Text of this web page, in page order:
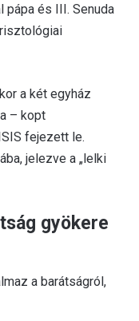
pápa és III. Senuda
a két egyház
– kopt
fejezett le.
jelezve a „lelki
gyökere
a barátságról,